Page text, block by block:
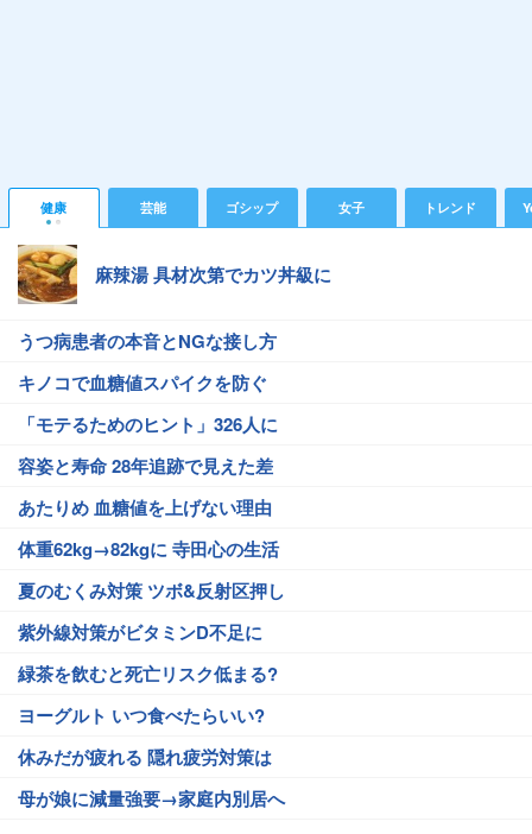
健康 芸能 ゴシップ 女子 トレンド
麻辣湯 具材次第でカツ丼級に
うつ病患者の本音とNGな接し方
キノコで血糖値スパイクを防ぐ
「モテるためのヒント」326人に
容姿と寿命 28年追跡で見えた差
あたりめ 血糖値を上げない理由
体重62kg→82kgに 寺田心の生活
夏のむくみ対策 ツボ&反射区押し
紫外線対策がビタミンD不足に
緑茶を飲むと死亡リスク低まる?
ヨーグルト いつ食べたらいい?
休みだが疲れる 隠れ疲労対策は
母が娘に減量強要→家庭内別居へ